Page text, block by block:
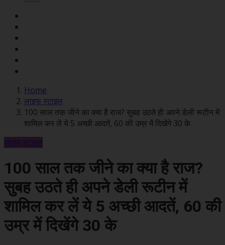
Home
लाइफ स्टाइल
100 साल तक जीने का क्या है राज? सुबह उठते ही अपने डेली रूटीन में
शामिल कर लें ये 5 अच्छी आदतें, 60 की उम्र में दिखेंगे 30 के
लाइफ स्टाइल
100 साल तक जीने का क्या है राज?
सुबह उठते ही अपने डेली रूटीन में
शामिल कर लें ये 5 अच्छी आदतें, 60 की
उम्र में दिखेंगे 30 के